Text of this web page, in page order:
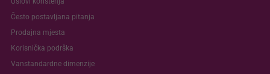
Često postavljana pitanja
Prodajna mjesta
Korisnička podrška
Vanstandardne dimenzije